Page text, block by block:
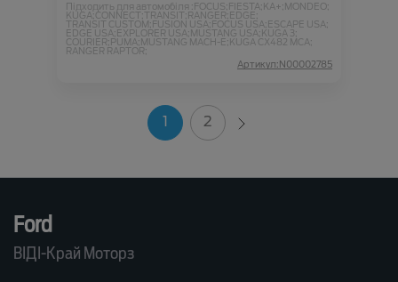
Підходить для автомобіля :FOCUS;FIESTA;KA+;MONDEO;
KUGA;CONNECT;TRANSIT;RANGER;EDGE;
TRANSIT CUSTOM;FUSION USA;FOCUS USA;ESCAPE USA;
EDGE USA;EXPLORER USA;MUSTANG USA;KUGA 3;
COURIER;PUMA;MUSTANG MACH-E;KUGA CX482 MCA;
RANGER RAPTOR;
Артикул:N00002785
1 2
Ford
ВІДІ-Край Моторз